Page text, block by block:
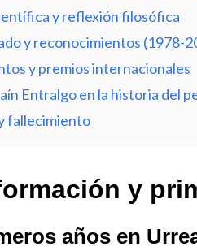
y reflexión filosófica
y reconocimientos (1978-
y premios internacionales
Entralgo en la historia del
fallecimiento
y
años en